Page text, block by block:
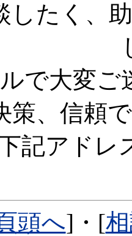
したく、
で大変
策、信頼
記アドレ
頭へ]・[